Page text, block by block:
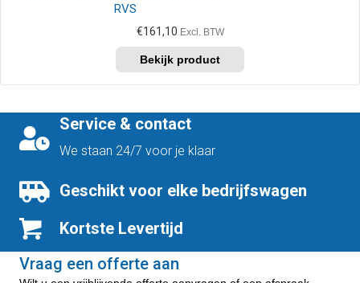
RVS
€161,10 Excl. BTW
Service & contact
We staan 24/7 voor je klaar
Geschikt voor elke bedrijfswagen
Kortste Levertijd
Vraag een offerte aan